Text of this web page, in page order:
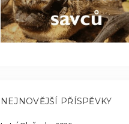
NEJNOVĚJŠÍ PŘÍSPĚVKY